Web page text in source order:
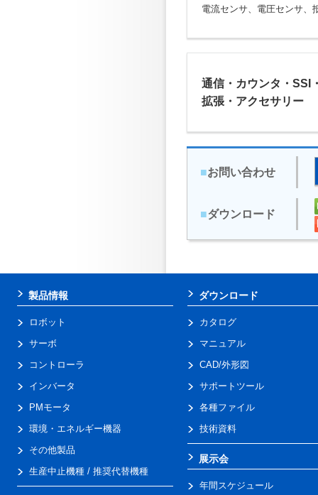
電流センサ、電圧センサ、
通信・カウンタ・SSI
拡張・アクセサリー
■お問い合わせ
■ダウンロード
製品情報
ロボット
サーボ
コントローラ
インバータ
PMモータ
環境・エネルギー機器
その他製品
生産中止機種 / 推奨代替機種
ダウンロード
カタログ
マニュアル
CAD/外形図
サポートツール
各種ファイル
技術資料
展示会
年間スケジュール